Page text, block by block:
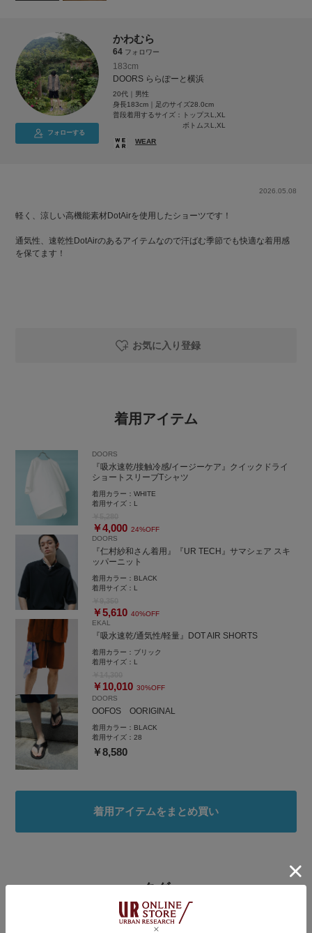
フォローする
かわむら
64 フォロワー
183cm
DOORS ららぽーと横浜
20代｜男性
身長183cm｜足のサイズ28.0cm
普段着用するサイズ：
トップスL,XL
ボトムスL,XL
WEAR
2026.05.08
軽く、涼しい高機能素材DotAirを使用したショーツです！
通気性、速乾性DotAirのあるアイテムなので汗ばむ季節でも快適な着用感
を保てます！
お気に入り登録
着用アイテム
DOORS
『吸水速乾/接触冷感/イージーケア』クイックドライ
ショートスリーブTシャツ
着用カラー：WHITE
着用サイズ： L
￥4,000 24%OFF
DOORS
『仁村紗和さん着用』『UR TECH』サマシェア スキ
ッパーニット
着用カラー： BLACK
着用サイズ： L
￥5,610 40%OFF
EKAL
『吸水速乾/通気性/軽量』DOT AIR SHORTS
着用カラー： ブリック
着用サイズ： L
￥10,010 30%OFF
DOORS
OOFOS OORIGINAL
着用カラー： BLACK
着用サイズ：28
￥8,580
着用アイテムをまとめ買い
タグ
#ラフコーデ #夏コーデ